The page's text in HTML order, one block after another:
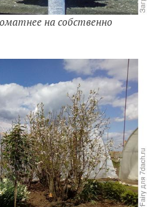
на собственно